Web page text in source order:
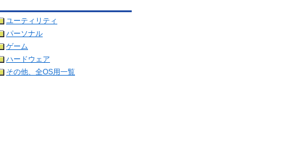
ユーティリティ
パーソナル
ゲーム
ハードウェア
その他、全OS用一覧